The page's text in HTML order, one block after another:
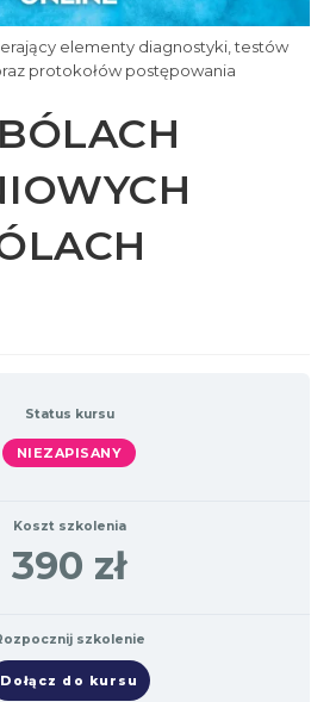
elementy diagnostyki, testów
protokołów postępowania
Status kursu
NIEZAPISANY
Koszt szkolenia
390 zł
szkolenie
Dołącz do kursu